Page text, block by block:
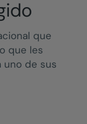
que
que les
uno de sus